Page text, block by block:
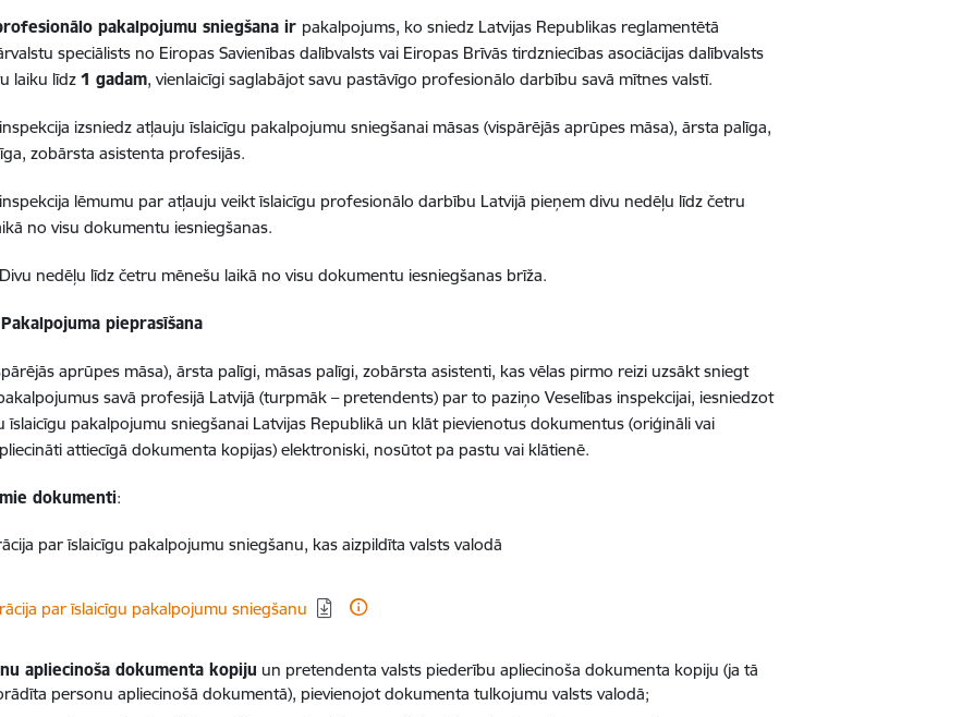
pakalpojumu sniegšana ir pakalpojums, ko sniedz Latvijas Republikas reglamentētā
speciālists no Eiropas Savienības dalībvalsts vai Eiropas Brīvās tirdzniecības asociācijas dalībvalsts
laiku līdz1 gadam, vienlaicīgi saglabājot savu pastāvīgo profesionālo darbību savā mītnes valstī.
izsniedz atļauju īslaicīgu pakalpojumu sniegšanai māsas (vispārējās aprūpes māsa), ārsta palīga,
zobārsta asistenta profesijās.
lēmumu par atļauju veikt īslaicīgu profesionālo darbību Latvijā pieņem divu nedēļu līdz četru
no visu dokumentu iesniegšanas.
Divu nedēļu līdz četru mēnešu laikā no visu dokumentu iesniegšanas brīža.
pieprasīšana
aprūpes māsa), ārsta palīgi, māsas palīgi, zobārsta asistenti, kas vēlas pirmo reizi uzsākt sniegt
savā profesijā Latvijā (turpmāk – pretendents) par to paziņo Veselības inspekcijai, iesniedzot
īslaicīgu pakalpojumu sniegšanai Latvijas Republikā un klāt pievienotus dokumentus (oriģināli vai
attiecīgā dokumenta kopijas) elektroniski, nosūtot pa pastu vai klātienē.
dokumenti:
par īslaicīgu pakalpojumu sniegšanu, kas aizpildīta valsts valodā
par īslaicīgu pakalpojumu sniegšanu
apliecinoša dokumenta kopiju un pretendenta valsts piederību apliecinoša dokumenta kopiju (ja tā
personu apliecinošā dokumentā), pievienojot dokumenta tulkojumu valsts valodā;